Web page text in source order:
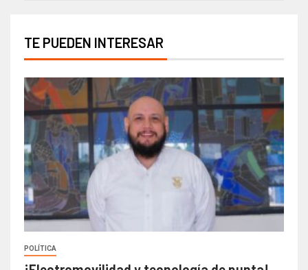
TE PUEDEN INTERESAR
POLÍTICA